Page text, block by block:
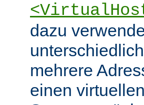
dazu
mehrere
einen